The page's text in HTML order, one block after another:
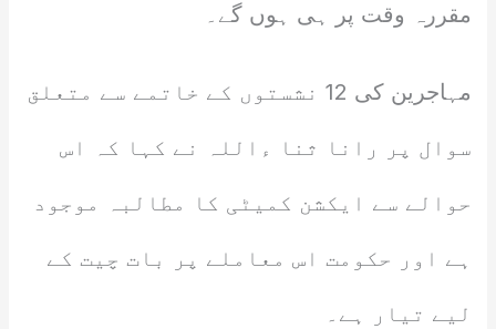
مقررہ وقت پر ہی ہوں گے۔
مہاجرین کی 12 نشستوں کے خاتمے سے متعلق
سوال پر رانا ثنا ءاللہ نے کہا کہ اس
حوالے سے ایکشن کمیٹی کا مطالبہ موجود
ہے اور حکومت اس معاملے پر بات چیت کے
لیے تیار ہے۔